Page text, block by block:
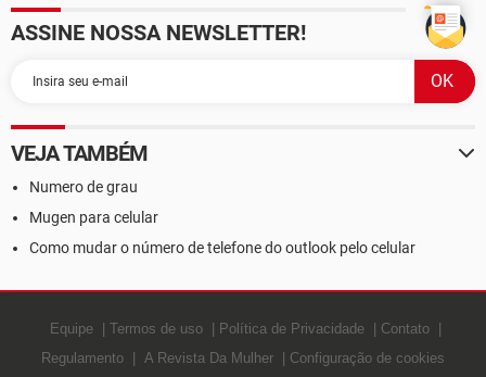
ASSINE NOSSA NEWSLETTER!
VEJA TAMBÉM
Numero de grau
Mugen para celular
Como mudar o número de telefone do outlook pelo celular
Equipe Termos de uso Política de Privacidade
Contato
Regulamento
A Revista Da Mulher Configuração de cookies